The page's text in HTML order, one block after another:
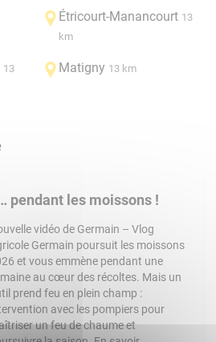
Étricourt-Manancourt 13
km
13
Matigny 13 km
pendant les moissons !
vidéo de Germain – Vlog
Germain poursuit les moissons
et vous emmène pendant une
au cœur des récoltes. Mais un
prend feu en plein champ :
avec les pompiers pour
un feu de chaume et